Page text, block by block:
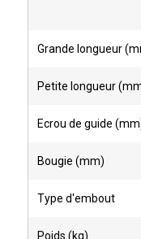
Grande longueur
Petite longueur
Ecrou de guide
Bougie (mm)
Type d'embout
Poids (kg)